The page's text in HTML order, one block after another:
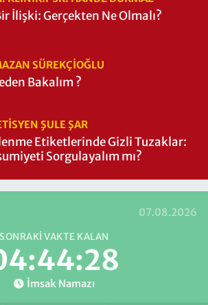
İlişki: Gerçekten Ne Olmalı?
SÜREKÇIOĞLU
Bakalım ?
ŞULE ŞAR
Etiketlerinde Gizli Tuzaklar:
Sorgulayalım mı?
07.08.2026
SONRAKI VAKTE KALAN
İmsak Namazı